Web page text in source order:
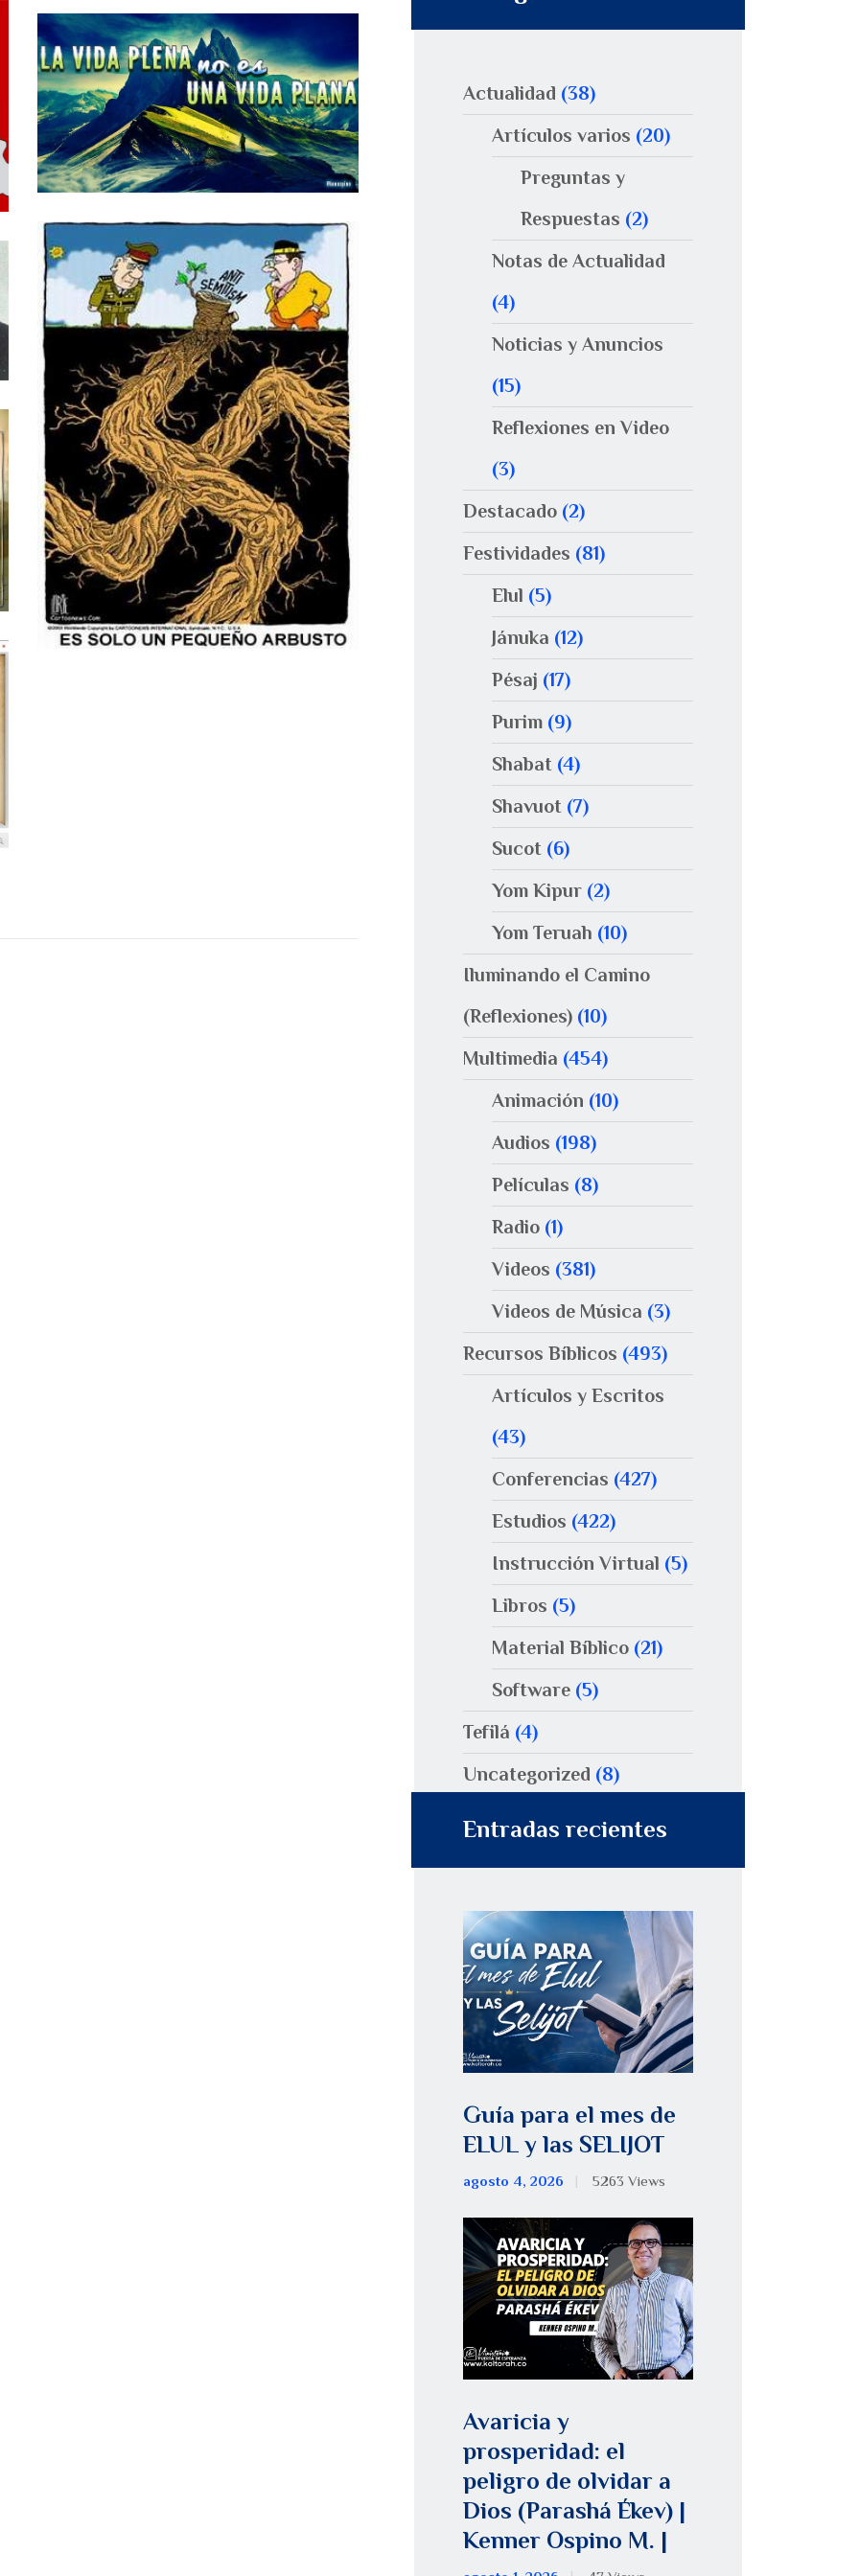
Actualidad (38)
Artículos varios (20)
Preguntas y
Respuestas (2)
Notas de Actualidad
(4)
Noticias y Anuncios
(15)
Reflexiones en Video
(3)
Destacado (2)
Festividades (81)
Elul (5)
Jánuka (12)
Pésaj (17)
Purim (9)
Shabat (4)
Shavuot (7)
Sucot (6)
Yom Kipur (2)
Yom Teruah (10)
Iluminando el Camino
(Reflexiones) (10)
Multimedia (454)
Animación (10)
Audios (198)
Películas (8)
Radio (1)
Videos (381)
Videos de Música (3)
Recursos Bíblicos (493)
Artículos y Escritos
(43)
Conferencias (427)
Estudios (422)
Instrucción Virtual (5)
Libros (5)
Material Bíblico (21)
Software (5)
Tefilá (4)
Uncategorized (8)
Entradas recientes
Guía para el mes de
ELUL y las SELIJOT
agosto 4, 2026 5263 Views
Avaricia y
prosperidad: el
peligro de olvidar a
Dios (Parashá Ékev) |
Kenner Ospino M. |